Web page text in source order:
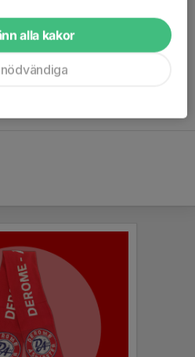
alla kakor